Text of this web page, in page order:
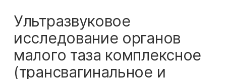
Ультразвуковое
исследование органов
малого таза комплексное
(трансвагинальное и